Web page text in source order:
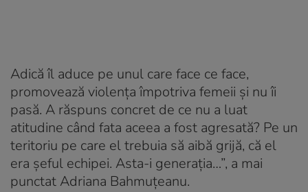
Adică îl aduce pe unul care face ce face,
promovează violența împotriva femeii și nu îi
pasă. A răspuns concret de ce nu a luat
atitudine când fata aceea a fost agresată? Pe un
teritoriu pe care el trebuia să aibă grijă, că el
era șeful echipei. Asta-i generația…”, a mai
punctat Adriana Bahmuțeanu.